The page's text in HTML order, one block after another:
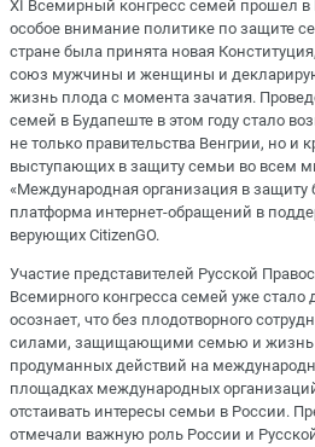
XI Всемирный конгресс семей прошел в
особое внимание политике по защите
стране была принята новая
союз мужчины и женщины и
жизнь плода с момента зачатия.
семей в Будапеште в этом году стало
не только правительства Венгрии, но и
выступающих в защиту семьи во всем
«Международная организация в защиту
платформа интернет-обращений в
верующих CitizenGO.
Участие представителей Русской
Всемирного конгресса семей уже стало
осознает, что без плодотворного
силами, защищающими семью и жизнь
продуманных действий на
площадках международных
отстаивать интересы семьи в России.
отмечали важную роль России и